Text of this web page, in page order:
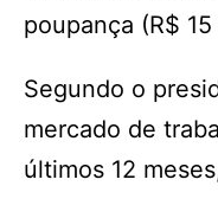
poupança (R$
Segundo o
mercado de
últimos 12